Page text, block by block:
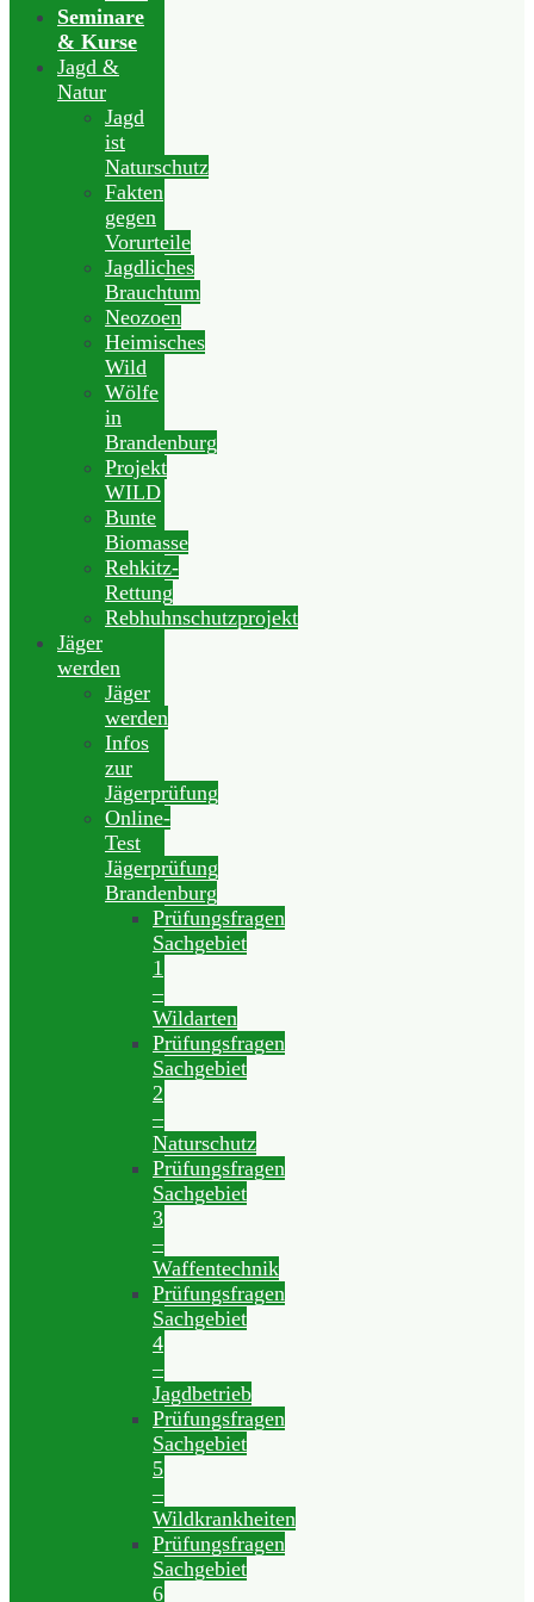
Seminare
& Kurse
Jagd &
Natur
Jagd
ist
Naturschutz
Fakten
gegen
Vorurteile
Jagdliches
Brauchtum
Neozoen
Heimisches
Wild
Wölfe
in
Brandenburg
Projekt
WILD
Bunte
Biomasse
Rehkitz-
Rettung
Rebhuhnschutzprojekt
Jäger
werden
Jäger
werden
Infos
zur
Jägerprüfung
Online-
Test
Jägerprüfung
Brandenburg
Prüfungsfragen
Sachgebiet
1
–
Wildarten
Prüfungsfragen
Sachgebiet
2
–
Naturschutz
Prüfungsfragen
Sachgebiet
3
–
Waffentechnik
Prüfungsfragen
Sachgebiet
4
–
Jagdbetrieb
Prüfungsfragen
Sachgebiet
5
–
Wildkrankheiten
Prüfungsfragen
Sachgebiet
6